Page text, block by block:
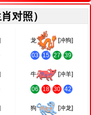
对照）
龙 [冲狗]
03 15 27 39
牛 [冲羊]
06 18 30 42
狗 [冲龙]